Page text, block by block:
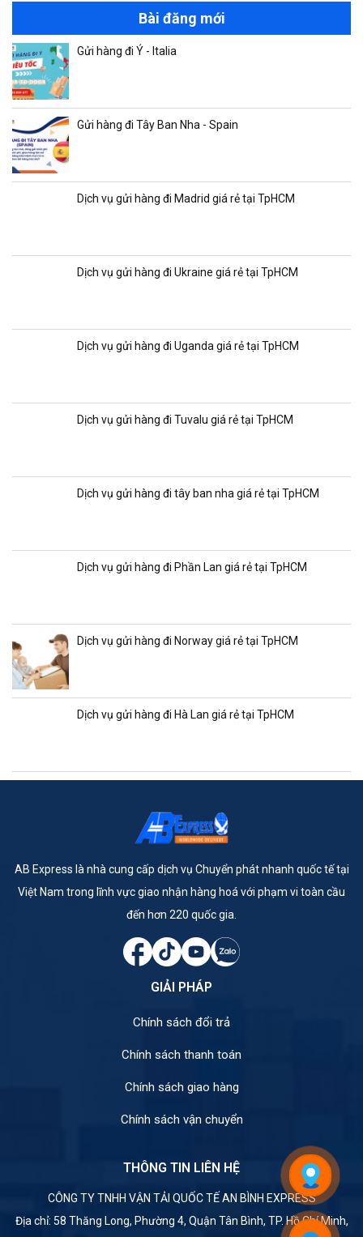
Bài đăng mới
Gửi hàng đi Ý - Italia
Gửi hàng đi Tây Ban Nha - Spain
Dịch vụ gửi hàng đi Madrid giá rẻ tại TpHCM
Dịch vụ gửi hàng đi Ukraine giá rẻ tại TpHCM
Dịch vụ gửi hàng đi Uganda giá rẻ tại TpHCM
Dịch vụ gửi hàng đi Tuvalu giá rẻ tại TpHCM
Dịch vụ gửi hàng đi tây ban nha giá rẻ tại TpHCM
Dịch vụ gửi hàng đi Phần Lan giá rẻ tại TpHCM
Dịch vụ gửi hàng đi Norway giá rẻ tại TpHCM
Dịch vụ gửi hàng đi Hà Lan giá rẻ tại TpHCM
AB Express là nhà cung cấp dịch vụ Chuyển phát nhanh quốc tế tại
Việt Nam trong lĩnh vực giao nhận hàng hoá với phạm vi toàn cầu
đến hơn 220 quốc gia.
GIẢI PHÁP
Chính sách đổi trả
Chính sách thanh toán
Chính sách giao hàng
Chính sách vận chuyển
THÔNG TIN LIÊN HỆ
CÔNG TY TNHH VẬN TẢI QUỐC TẾ AN BÌNH EXPRESS
Địa chỉ: 58 Thăng Long, Phường 4, Quận Tân Bình, TP. Hồ Chí Minh,